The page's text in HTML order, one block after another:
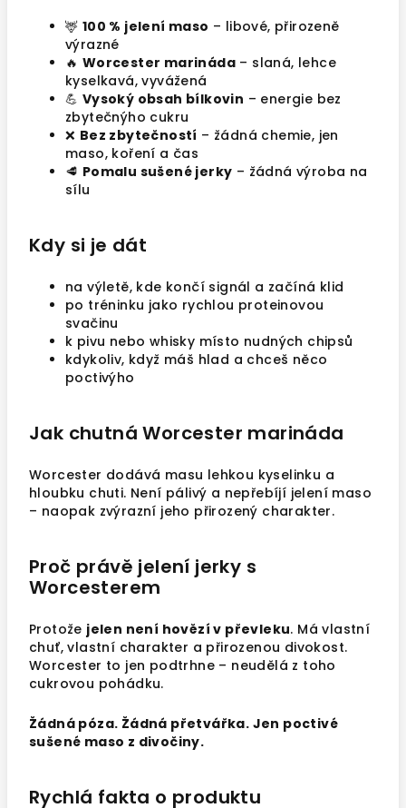
🦌 100 % jelení maso – libové, přirozeně
výrazné
🔥 Worcester marináda – slaná, lehce
kyselkavá, vyvážená
💪 Vysoký obsah bílkovin – energie bez
zbytečnýho cukru
❌ Bez zbytečností – žádná chemie, jen
maso, koření a čas
🥩 Pomalu sušené jerky – žádná výroba na
sílu
Kdy si je dát
na výletě, kde končí signál a začíná klid
po tréninku jako rychlou proteinovou
svačinu
k pivu nebo whisky místo nudných chipsů
kdykoliv, když máš hlad a chceš něco
poctivýho
Jak chutná Worcester marináda
Worcester dodává masu lehkou kyselinku a
hloubku chuti. Není pálivý a nepřebíjí jelení maso
– naopak zvýrazní jeho přirozený charakter.
Proč právě jelení jerky s
Worcesterem
Protože jelen není hovězí v převleku. Má vlastní
chuť, vlastní charakter a přirozenou divokost.
Worcester to jen podtrhne – neudělá z toho
cukrovou pohádku.
Žádná póza. Žádná přetvářka. Jen poctivé
sušené maso z divočiny.
Rychlá fakta o produktu